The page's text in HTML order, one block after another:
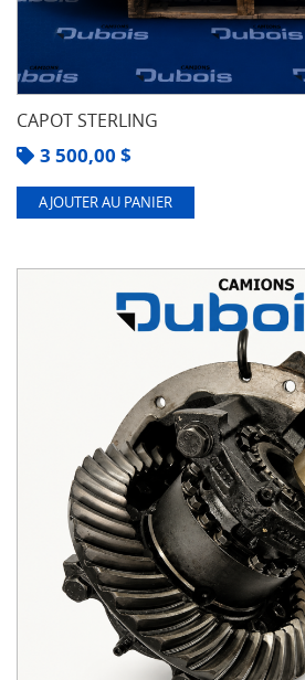
CAPOT STERLING
3 500,00 $
AJOUTER AU PANIER